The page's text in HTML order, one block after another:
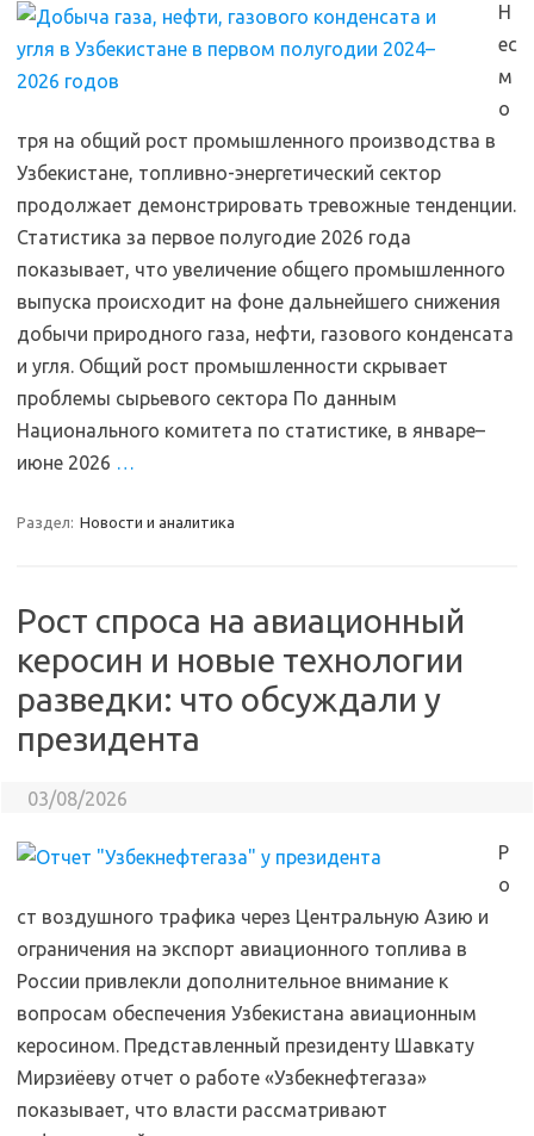
Н
ес
м
о
тря на общий рост промышленного производства в
Узбекистане, топливно-энергетический сектор
продолжает демонстрировать тревожные тенденции.
Статистика за первое полугодие 2026 года
показывает, что увеличение общего промышленного
выпуска происходит на фоне дальнейшего снижения
добычи природного газа, нефти, газового конденсата
и угля. Общий рост промышленности скрывает
проблемы сырьевого сектора По данным
Национального комитета по статистике, в январе–
июне 2026 …
Раздел: Новости и аналитика
Рост спроса на авиационный
керосин и новые технологии
разведки: что обсуждали у
президента
03/08/2026
Р
о
ст воздушного трафика через Центральную Азию и
ограничения на экспорт авиационного топлива в
России привлекли дополнительное внимание к
вопросам обеспечения Узбекистана авиационным
керосином. Представленный президенту Шавкату
Мирзиёеву отчет о работе «Узбекнефтегаза»
показывает, что власти рассматривают